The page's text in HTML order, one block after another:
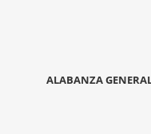
ALABANZA